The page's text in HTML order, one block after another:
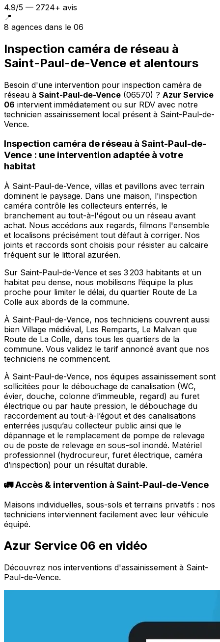
4.9/5 — 2724+ avis
📍
8 agences dans le 06
Inspection caméra de réseau à
Saint-Paul-de-Vence et alentours
Besoin d'une intervention pour inspection caméra de
réseau à Saint-Paul-de-Vence (06570) ? Azur Service
06 intervient immédiatement ou sur RDV avec notre
technicien assainissement local présent à Saint-Paul-de-
Vence.
Inspection caméra de réseau à Saint-Paul-de-
Vence : une intervention adaptée à votre
habitat
À Saint-Paul-de-Vence, villas et pavillons avec terrain
dominent le paysage. Dans une maison, l'inspection
caméra contrôle les collecteurs enterrés, le
branchement au tout-à-l'égout ou un réseau avant
achat. Nous accédons aux regards, filmons l'ensemble
et localisons précisément tout défaut à corriger. Nos
joints et raccords sont choisis pour résister au calcaire
fréquent sur le littoral azuréen.
Sur Saint-Paul-de-Vence et ses 3 203 habitants et un
habitat peu dense, nous mobilisons l’équipe la plus
proche pour limiter le délai, du quartier Route de La
Colle aux abords de la commune.
À Saint-Paul-de-Vence, nos techniciens couvrent aussi
bien Village médiéval, Les Remparts, Le Malvan que
Route de La Colle, dans tous les quartiers de la
commune. Vous validez le tarif annoncé avant que nos
techniciens ne commencent.
À Saint-Paul-de-Vence, nos équipes assainissement sont
sollicitées pour le débouchage de canalisation (WC,
évier, douche, colonne d’immeuble, regard) au furet
électrique ou par haute pression, le débouchage du
raccordement au tout-à-l’égout et des canalisations
enterrées jusqu’au collecteur public ainsi que le
dépannage et le remplacement de pompe de relevage
ou de poste de relevage en sous-sol inondé. Matériel
professionnel (hydrocureur, furet électrique, caméra
d’inspection) pour un résultat durable.
🚛 Accès & intervention à Saint-Paul-de-Vence
Maisons individuelles, sous-sols et terrains privatifs : nos
techniciens interviennent facilement avec leur véhicule
équipé.
Azur Service 06 en vidéo
Découvrez nos interventions d'assainissement à Saint-
Paul-de-Vence.